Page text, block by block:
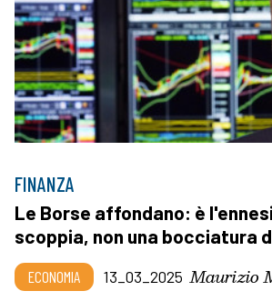
FINANZA
Le Borse affondano: è
scoppia, non una bocciatura
ECONOMIA 13_03_2025 Maurizio